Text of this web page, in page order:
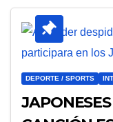
DEPORTE / SPORTS